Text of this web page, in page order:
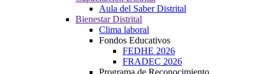
Aula del Saber Distrital
Bienestar Distrital
Clima laboral
Fondos Educativos
FEDHE 2026
FRADEC 2026
Programa de Reconocimiento